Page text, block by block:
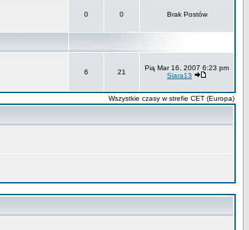
0 0 Brak Postów
6 21
Pią Mar 16, 2007 6:23 pm
Siara13
Wszystkie czasy w strefie CET (Europa)